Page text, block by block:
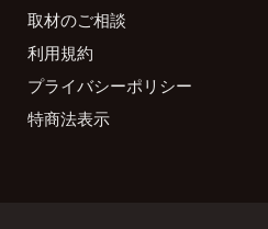
取材のご相談
利用規約
プライバシーポリシー
特商法表示